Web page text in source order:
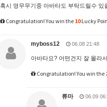
혹시 영무무기중 아바타도 부탁드릴수 있
Congratulation! You win the 10Lucky
myboss12 06.08 21:48
아바타요? 어떤건지 잘 몰라
Congratulation! You win the
류마 06.09